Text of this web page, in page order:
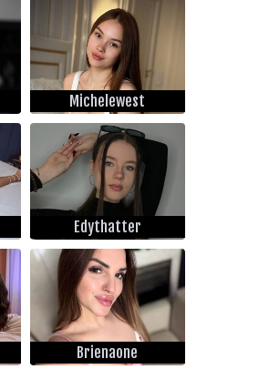
Michelewest
Edythatter
Brienaone